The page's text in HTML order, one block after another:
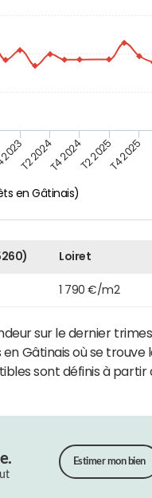
en Gâtinais)
T2 2024T4 2024T2 2025T4 2025
Loiret
1 790 €/m2
sur le dernier
Gâtinais où se trouve
sont définis à partir
Estimer mon bien